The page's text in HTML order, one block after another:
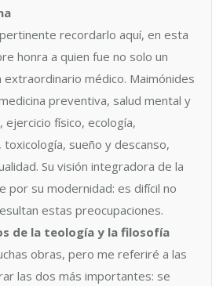
recordarlo aquí, en esta
honra a quien fue no solo un
médico. Maimónides
preventiva, salud mental y
ejercicio físico, ecología,
sueño y descanso,
Su visión integradora de la
por su modernidad: es difícil no
estas preocupaciones.
de la teología y la filosofía
obras, pero me referiré a las
las dos más importantes: se